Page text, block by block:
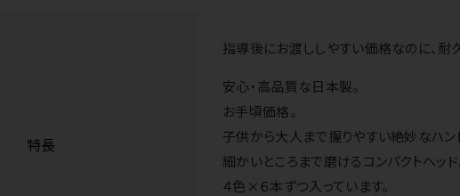
特長
指導後にお渡ししやすい価格なのに、耐
安心・高品質な日本製。
お手頃価格。
子供から大人まで握りやすい絶妙なハン
細かいところまで磨けるコンパクトヘッド
４色×６本ずつ入っています。